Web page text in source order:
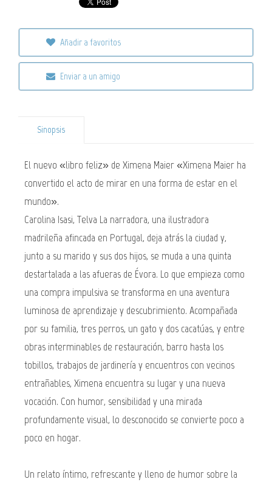
Añadir a favoritos
Enviar a un amigo
Sinopsis
El nuevo «libro feliz» de Ximena Maier «Ximena Maier ha
convertido el acto de mirar en una forma de estar en el
mundo».
Carolina Isasi, Telva La narradora, una ilustradora
madrileña afincada en Portugal, deja atrás la ciudad y,
junto a su marido y sus dos hijos, se muda a una quinta
destartalada a las afueras de Évora. Lo que empieza como
una compra impulsiva se transforma en una aventura
luminosa de aprendizaje y descubrimiento. Acompañada
por su familia, tres perros, un gato y dos cacatúas, y entre
obras interminables de restauración, barro hasta los
tobillos, trabajos de jardinería y encuentros con vecinos
entrañables, Ximena encuentra su lugar y una nueva
vocación. Con humor, sensibilidad y una mirada
profundamente visual, lo desconocido se convierte poco a
poco en hogar.
Un relato íntimo, refrescante y lleno de humor sobre la